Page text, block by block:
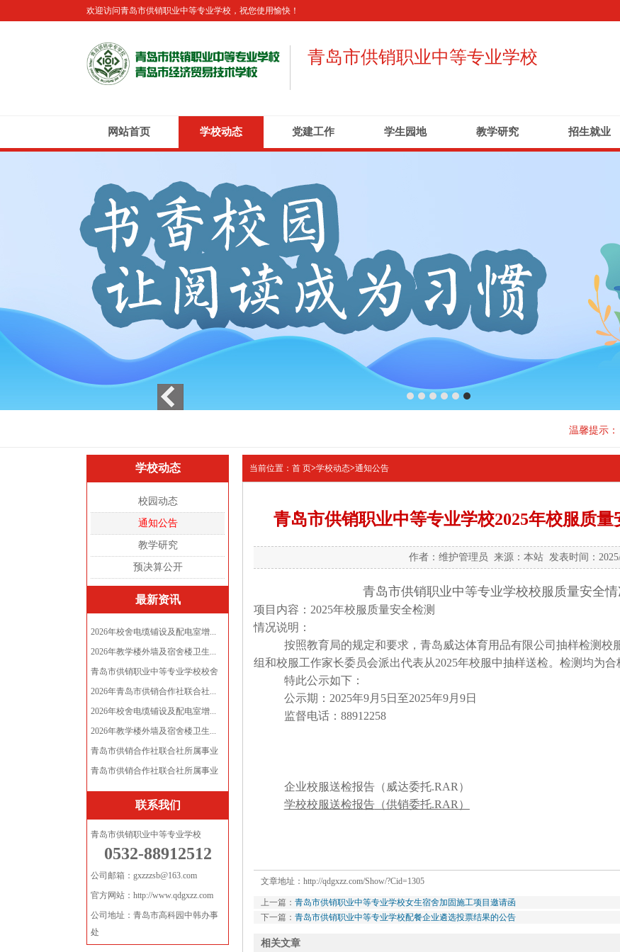
欢迎访问青岛市供销职业中等专业学校，祝您使用愉快！
青岛市供销职业中等专业学校
网站首页 学校动态 党建工作 学生园地 教学研究 招生就业
温馨提示：
学校动态
校园动态
通知公告
教学研究
预决算公开
最新资讯
2026年校舍电缆铺设及配电室增...
2026年教学楼外墙及宿舍楼卫生...
青岛市供销职业中等专业学校校舍
电...
2026年青岛市供销合作社联合社...
2026年校舍电缆铺设及配电室增...
2026年教学楼外墙及宿舍楼卫生...
青岛市供销合作社联合社所属事业
单...
青岛市供销合作社联合社所属事业
单...
联系我们
青岛市供销职业中等专业学校
0532-88912512
公司邮箱：gxzzzsb@163.com
官方网站：http://www.qdgxzz.com
公司地址：青岛市高科园中韩办事
处
当前位置： 首 页>学校动态>通知公告
青岛市供销职业中等专业学校2025年校服质
作者：维护管理员 来源：本站 发表时间：
青岛市供销职业中等专业学校校服质量安全
项目内容：2025年校服质量安全检测
情况说明：
按照教育局的规定和要求，青岛威达体育用品有限公司抽样检测
组和校服工作家长委员会派出代表从2025年校服中抽样送检。检测均为合
特此公示如下：
公示期：2025年9月5日至2025年9月9日
监督电话：88912258
企业校服送检报告（威达委托.RAR ）
学校校服送检报告（供销委托.RAR）
文章地址： http://qdgxzz.com/Show/?Cid=1305
上一篇： 青岛市供销职业中等专业学校女生宿舍加固施工项目邀请函
下一篇： 青岛市供销职业中等专业学校配餐企业遴选投票结果的公告
相关文章